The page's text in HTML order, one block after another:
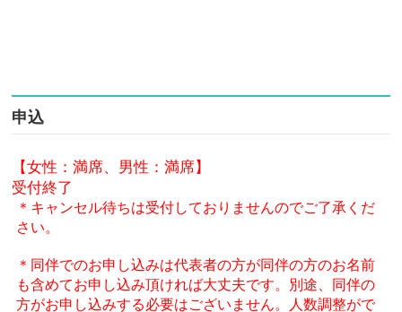
申込
【女性：満席、男性：満席】
受付終了
＊キャンセル待ちは受付しておりませんのでご了承くだ
さい。
＊同伴でのお申し込みは代表者の方が同伴の方のお名前
も含めてお申し込み頂ければ大丈夫です。別途、同伴の
方がお申し込みする必要はございません。人数調整がで